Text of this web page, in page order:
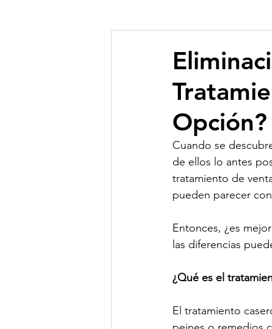
Opción?
Cuando se
de ellos lo antes
tratamiento de
pueden parecer
Entonces, ¿es
las diferencias
¿Qué es el
El tratamiento